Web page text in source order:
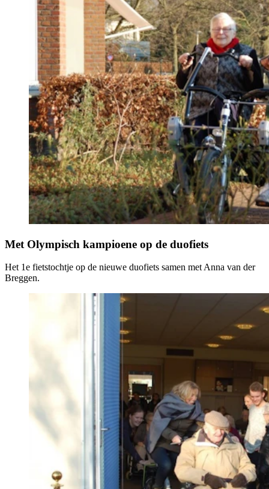
Met Olympisch kampioene op de duofiets
Het 1e fietstochtje op de nieuwe duofiets samen met Anna van der
Breggen.